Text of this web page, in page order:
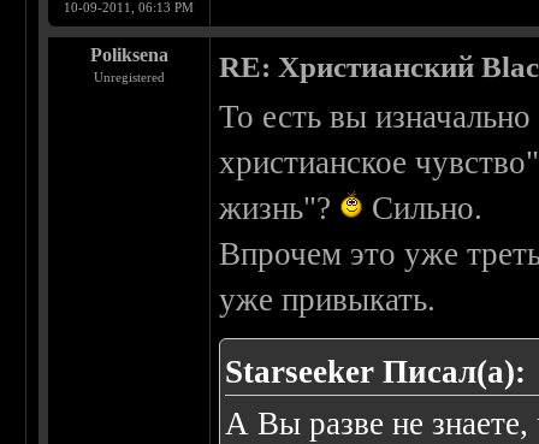
10-09-2011, 06:13 PM
Poliksena
Unregistered RE: Христианский
То есть вы
христианское
жизнь"?
Сильно.
Впрочем это уже
уже привыкать.
Starseeker Писал(а):
А Вы разве не